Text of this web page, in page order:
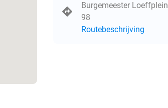
Burgemeester Loeffplein
98
Routebeschrijving